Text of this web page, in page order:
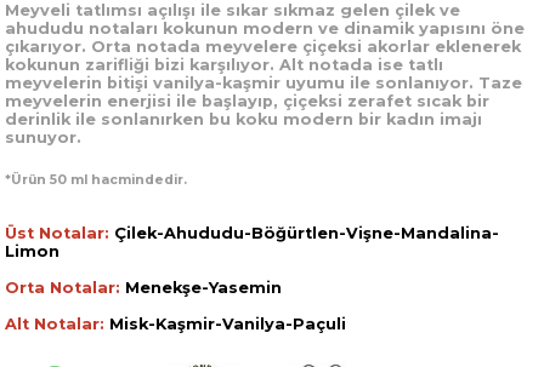
Meyveli tatlımsı açılışı ile sıkar sıkmaz gelen çilek ve
ahududu notaları kokunun modern ve dinamik yapısını öne
çıkarıyor. Orta notada meyvelere çiçeksi akorlar eklenerek
kokunun zarifliği bizi karşılıyor. Alt notada ise tatlı
meyvelerin bitişi vanilya-kaşmir uyumu ile sonlanıyor. Taze
meyvelerin enerjisi ile başlayıp, çiçeksi zerafet sıcak bir
derinlik ile sonlanırken bu koku modern bir kadın imajı
sunuyor.
*Ürün 50 ml hacmindedir.
Üst Notalar: Çilek-Ahududu-Böğürtlen-Vişne-Mandalina-
Limon
Orta Notalar: Menekşe-Yasemin
Alt Notalar: Misk-Kaşmir-Vanilya-Paçuli